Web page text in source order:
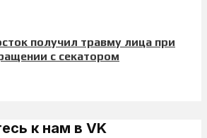
получил травму лица при
с секатором
к нам в VK